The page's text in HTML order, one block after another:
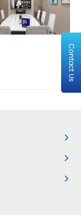
Contact Us